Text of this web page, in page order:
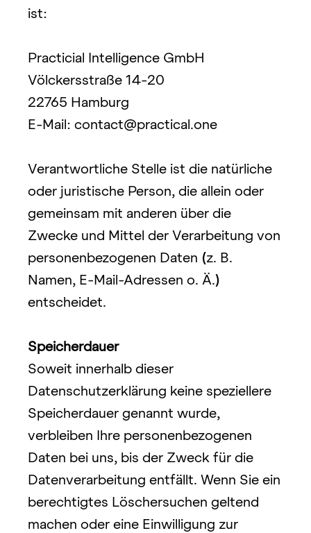
ist:
Practicial Intelligence GmbH
Völckersstraße 14-20
22765 Hamburg
E-Mail: contact@practical.one
Verantwortliche Stelle ist die natürliche
oder juristische Person, die allein oder
gemeinsam mit anderen über die
Zwecke und Mittel der Verarbeitung von
personenbezogenen Daten (z. B.
Namen, E-Mail-Adressen o. Ä.)
entscheidet.
Speicherdauer
Soweit innerhalb dieser
Datenschutzerklärung keine speziellere
Speicherdauer genannt wurde,
verbleiben Ihre personenbezogenen
Daten bei uns, bis der Zweck für die
Datenverarbeitung entfällt. Wenn Sie ein
berechtigtes Löschersuchen geltend
machen oder eine Einwilligung zur